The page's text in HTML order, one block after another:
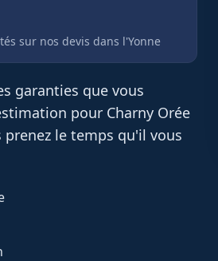
sur nos devis dans l'Yonne
garanties que vous
pour Charny Orée
le temps qu'il vous